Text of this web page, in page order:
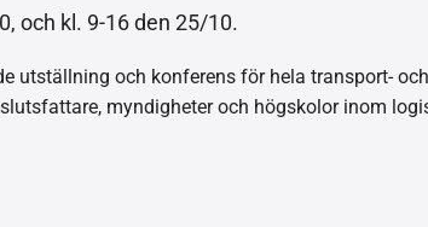
och kl. 9-16 den 25/10.
utställning och konferens för hela transport-
myndigheter och högskolor inom